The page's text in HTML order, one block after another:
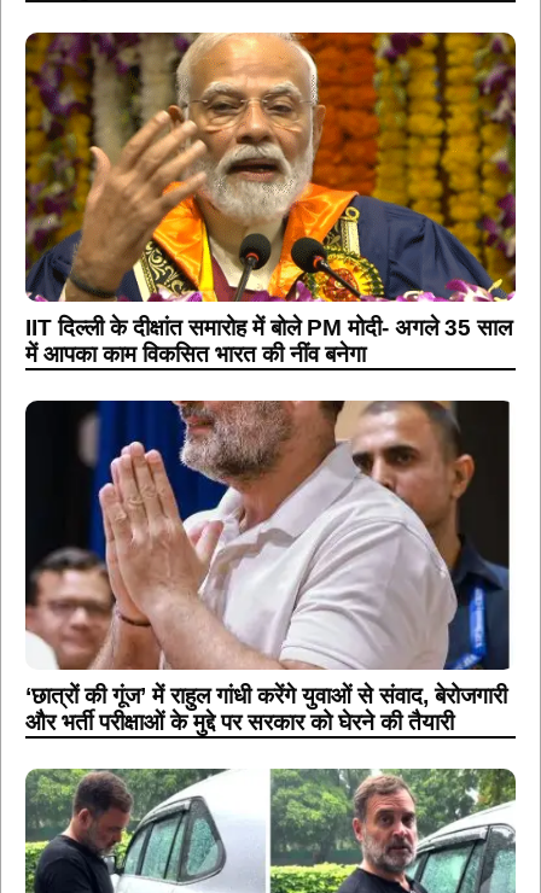
IIT दिल्ली के दीक्षांत समारोह में बोले PM मोदी- अगले 35 साल
में आपका काम विकसित भारत की नींव बनेगा
‘छात्रों की गूंज’ में राहुल गांधी करेंगे युवाओं से संवाद, बेरोजगारी
और भर्ती परीक्षाओं के मुद्दे पर सरकार को घेरने की तैयारी